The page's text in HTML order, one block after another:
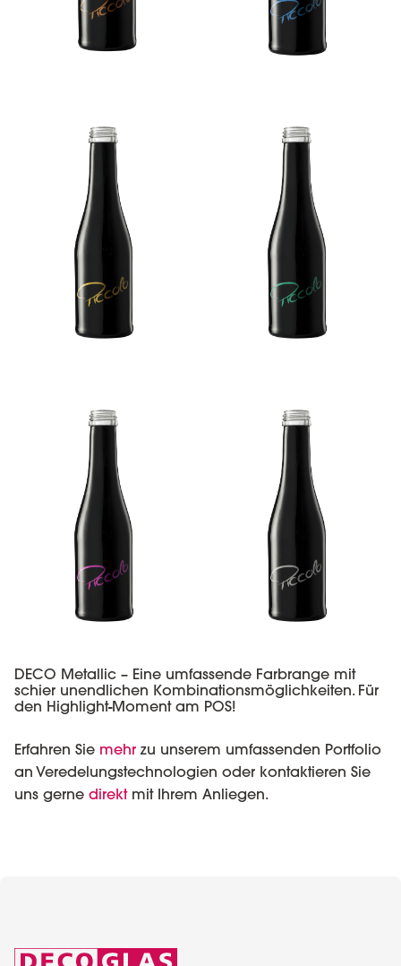
DECO Metallic – Eine umfassende Farbrange mit
schier unendlichen Kombinationsmöglichkeiten. Für
den Highlight-Moment am POS!
Erfahren Sie mehr zu unserem umfassenden Portfolio
an Veredelungstechnologien oder kontaktieren Sie
uns gerne direktmit Ihrem Anliegen.